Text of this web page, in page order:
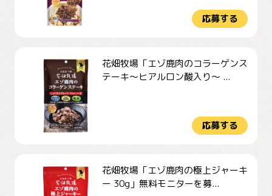
応募する
花畑牧場「エゾ鹿肉のコラーゲンス
テーキ～ヒアルロン酸入り～ ...
応募する
花畑牧場「エゾ鹿肉の極上ジャーキ
ー 30g」無料モニターを募...